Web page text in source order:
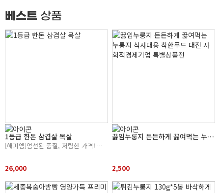
베스트 상품
1등급 한돈 삼겹살 목살
[해피엠]엄선된 품질, 저렴한 가격! 위생적인 HACCP 시설에서 생산하는 품질좋은 육류
26,000
끓임누룽지 든든하게 끓여먹는 누룽지 식사대용 착한푸드 대전 사회적경제기업 특별상품전
2,500